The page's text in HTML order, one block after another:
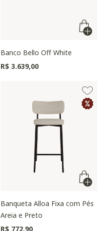
Banco Bello Off White
R$ 3.639,00
Banqueta Alloa Fixa com Pés
Areia e Preto
R$ 772,90